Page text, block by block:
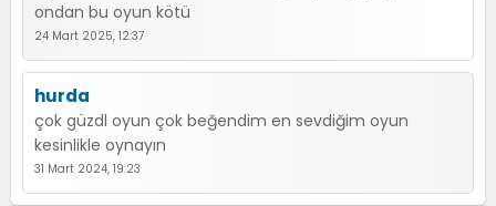
ondan bu oyun kötü
24 Mart 2025, 12:37
hurda
çok güzdl oyun çok beğendim en sevdiğim oyun
kesinlikle oynayın
31 Mart 2024, 19:23